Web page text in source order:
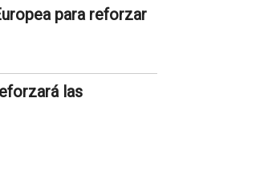
para reforzar
las